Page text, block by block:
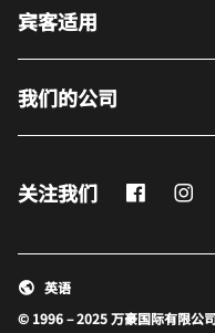
宾客适用
我们的公司
关注我们
© 1996 – 2025 万豪国际有限公
英语